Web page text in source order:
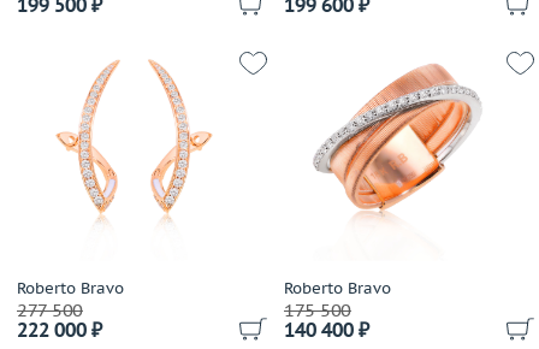
Di Modolo
Diamanti
Diamond Point
Dior
Dubey&Schaldenbrand
Emil Kraus
Emmeti
199 500 ₽ 199 600 ₽
Roberto Bravo
277 500
222 000 ₽
Roberto Bravo
175 500
140 400 ₽